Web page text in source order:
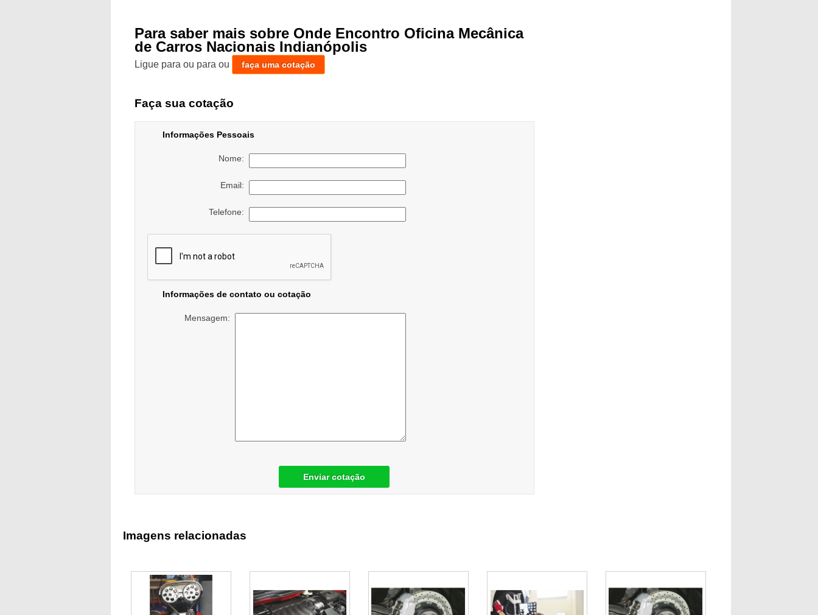
Para saber mais sobre Onde Encontro Oficina Mecânica
de Carros Nacionais Indianópolis
Ligue paraou paraou faça uma cotação
Faça sua cotação
Informações Pessoais
Nome:
Email:
Telefone:
Informações de contato ou cotação
Mensagem:
Enviar cotação
Imagens relacionadas